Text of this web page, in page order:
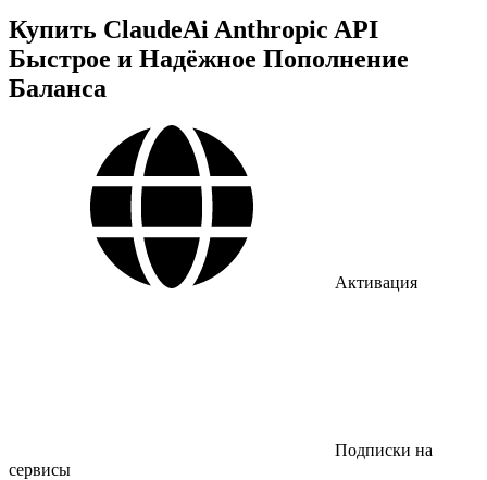
Купить ClaudeAi Anthropic API
Быстрое и Надёжное Пополнение
Баланса
Активация
Подписки на
сервисы